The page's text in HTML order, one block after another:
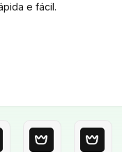
e fácil.